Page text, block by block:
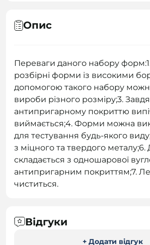
Опис
Переваги даного набору
розбірні форми із високими
допомогою такого набору
вироби різного розміру;3.
антипригарному покриттю
виймається;4. Форми можна
для тестування будь-якого
з міцного та твердого металу;6.
складається з одношарової
антипригарним покриттям;7.
чиститься.
Відгуки
+ Додати відгук